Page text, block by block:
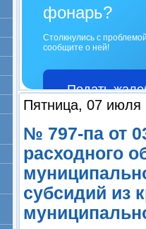
фонарь?
Столкнулись с
сообщите о ней!
Подать
Пятница, 07 июля
№ 797-па от
расходного
субсидий из